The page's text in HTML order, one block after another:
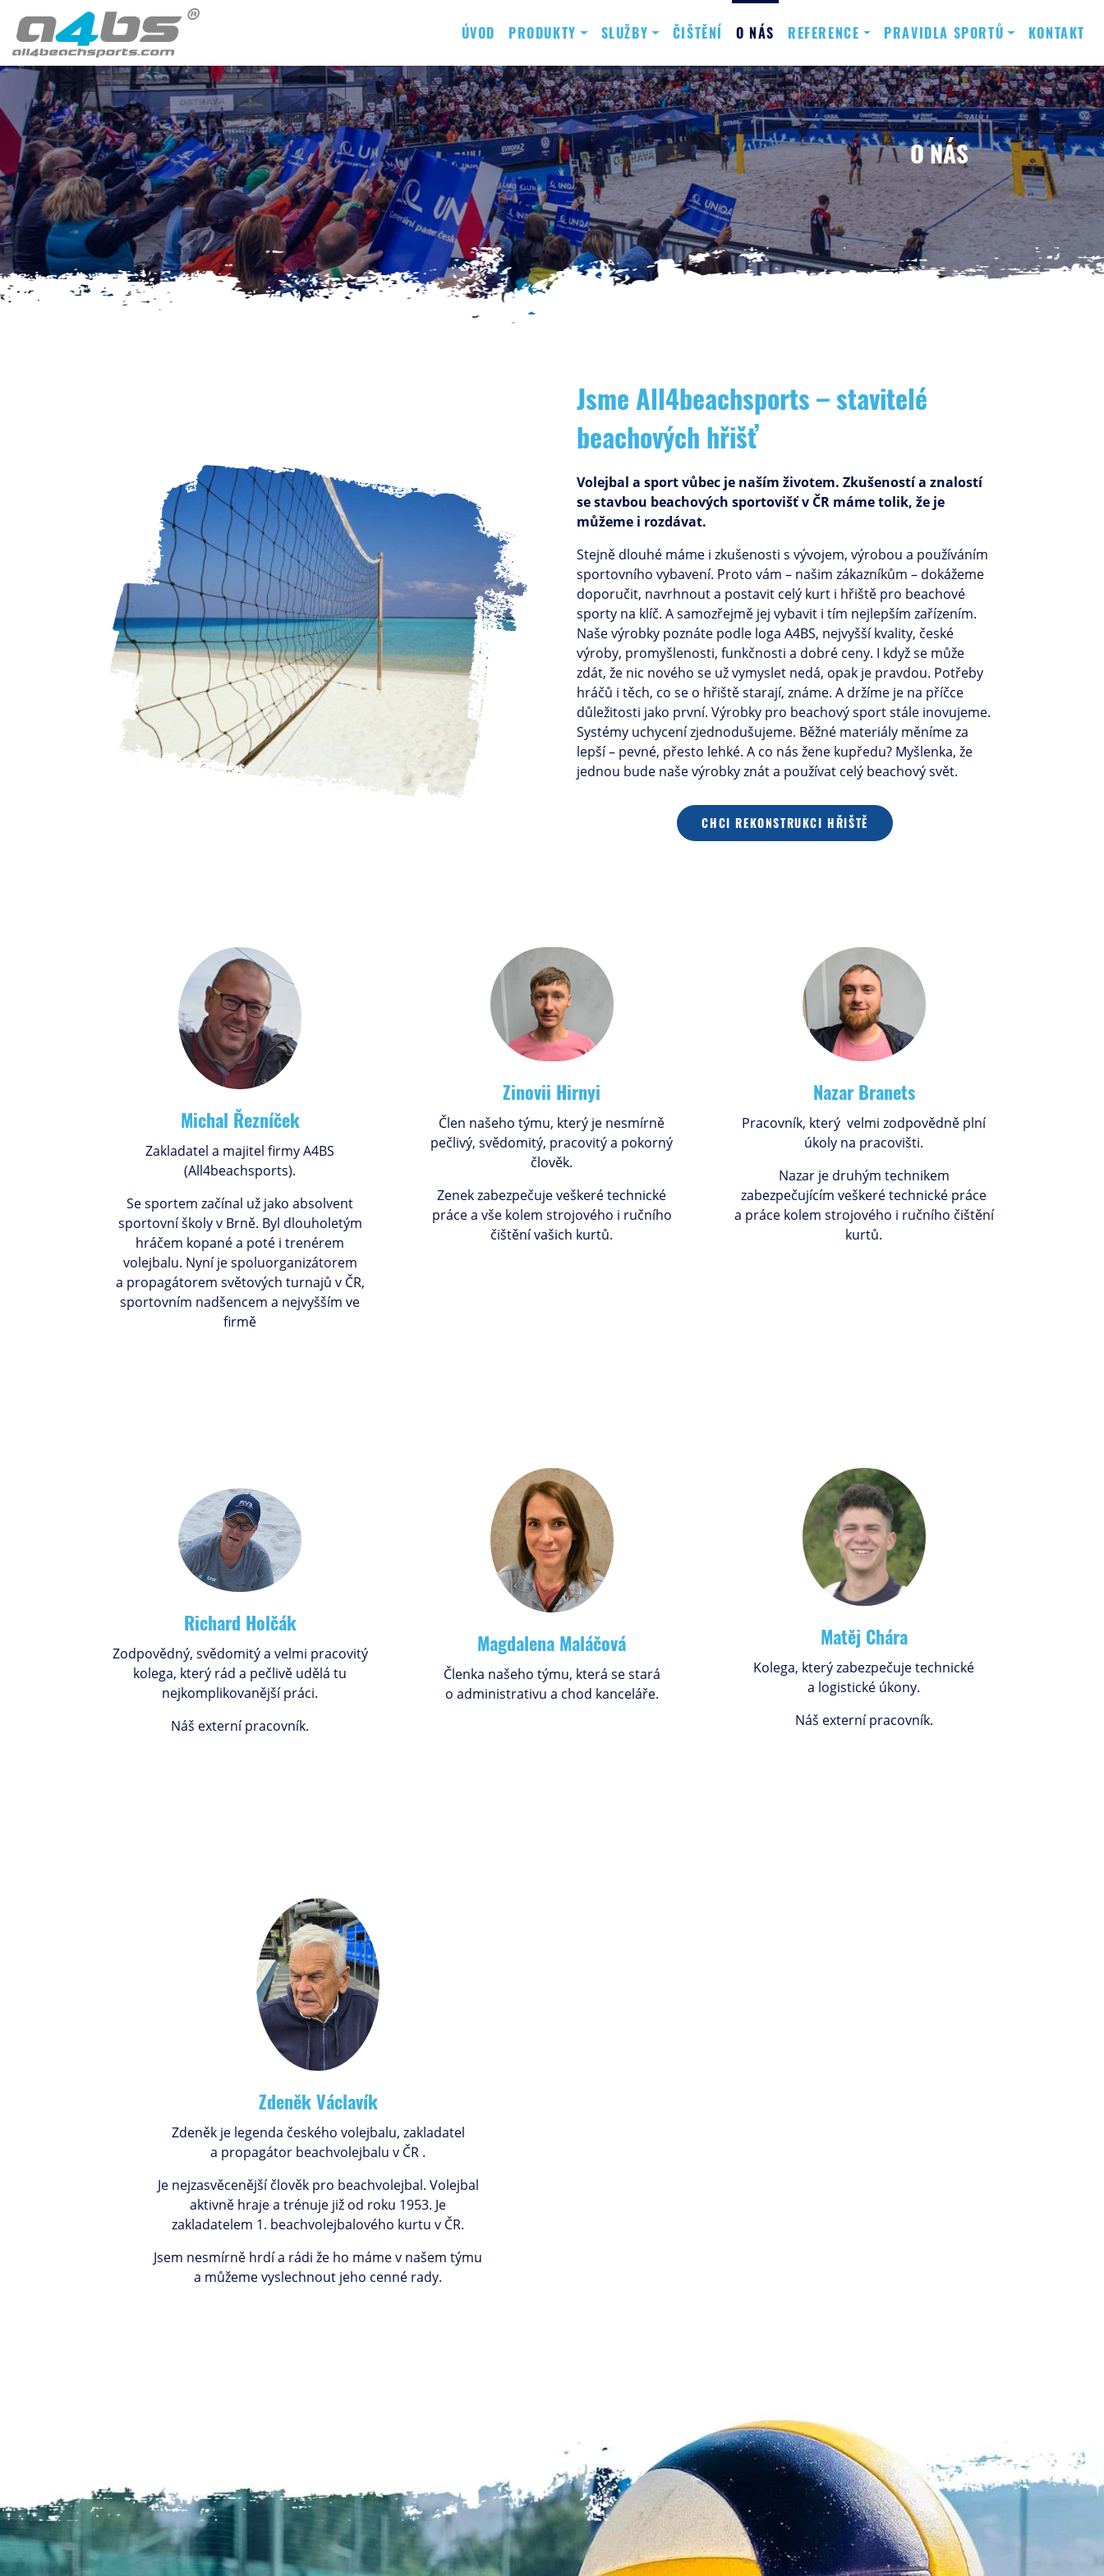
ÚVOD PRODUKTY SLUŽBY ČIŠTĚNÍ O NÁS REFERENCE PRAVIDLA SPORTŮ KONTAKT
O NÁS
Jsme All4beachsports – stavitelé
beachových hřišť
Volejbal a sport vůbec je naším životem. Zkušeností a znalostí
se stavbou beachových sportovišť v ČR máme tolik, že je
můžeme i rozdávat.
Stejně dlouhé máme i zkušenosti s vývojem, výrobou a používáním
sportovního vybavení. Proto vám – našim zákazníkům – dokážeme
doporučit, navrhnout a postavit celý kurt i hřiště pro beachové
sporty na klíč. A samozřejmě jej vybavit i tím nejlepším zařízením.
Naše výrobky poznáte podle loga A4BS, nejvyšší kvality, české
výroby, promyšlenosti, funkčnosti a dobré ceny. I když se může
zdát, že nic nového se už vymyslet nedá, opak je pravdou. Potřeby
hráčů i těch, co se o hřiště starají, známe. A držíme je na příčce
důležitosti jako první. Výrobky pro beachový sport stále inovujeme.
Systémy uchycení zjednodušujeme. Běžné materiály měníme za
lepší – pevné, přesto lehké. A co nás žene kupředu? Myšlenka, že
jednou bude naše výrobky znát a používat celý beachový svět.
CHCI REKONSTRUKCI HŘIŠTĚ
Michal Řezníček
Zakladatel a majitel firmy A4BS
(All4beachsports).
Se sportem začínal už jako absolvent
sportovní školy v Brně. Byl dlouholetým
hráčem kopané a poté i trenérem
volejbalu. Nyní je spoluorganizátorem
a propagátorem světových turnajů v ČR,
sportovním nadšencem a nejvyšším ve
firmě
Zinovii Hirnyi
Člen našeho týmu, který je nesmírně
pečlivý, svědomitý, pracovitý a pokorný
člověk.
Zenek zabezpečuje veškeré technické
práce a vše kolem strojového i ručního
čištění vašich kurtů.
Nazar Branets
Pracovník, který velmi zodpovědně plní
úkoly na pracovišti.
Nazar je druhým technikem
zabezpečujícím veškeré technické práce
a práce kolem strojového i ručního čištění
kurtů.
Richard Holčák
Zodpovědný, svědomitý a velmi pracovitý
kolega, který rád a pečlivě udělá tu
nejkomplikovanější práci.
Náš externí pracovník.
Magdalena Maláčová
Členka našeho týmu, která se stará
o administrativu a chod kanceláře.
Matěj Chára
Kolega, který zabezpečuje technické
a logistické úkony.
Náš externí pracovník.
Zdeněk Václavík
Zdeněk je legenda českého volejbalu, zakladatel
a propagátor beachvolejbalu v ČR .
Je nejzasvěcenější člověk pro beachvolejbal. Volejbal
aktivně hraje a trénuje již od roku 1953. Je
zakladatelem 1. beachvolejbalového kurtu v ČR.
Jsem nesmírně hrdí a rádi že ho máme v našem týmu
a můžeme vyslechnout jeho cenné rady.